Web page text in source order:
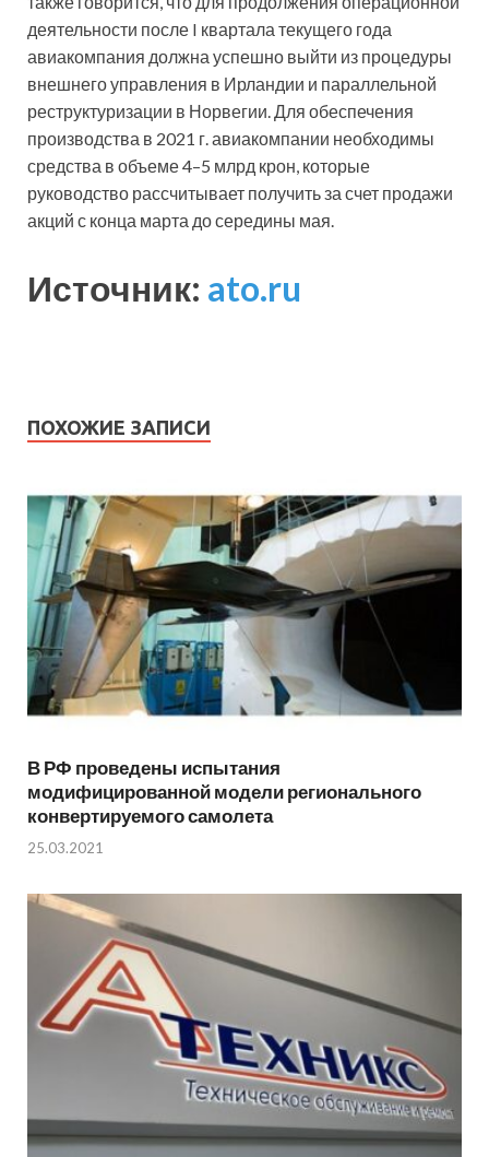
деятельности после I квартала текущего года
авиакомпания должна успешно выйти из процедуры
внешнего управления в Ирландии и параллельной
реструктуризации в Норвегии. Для обеспечения
производства в 2021 г. авиакомпании необходимы
средства в объеме 4–5 млрд крон, которые
руководство рассчитывает получить за счет продажи
акций с конца марта до середины мая.
Источник: ato.ru
ПОХОЖИЕ ЗАПИСИ
В РФ проведены испытания
модифицированной модели регионального
конвертируемого самолета
25.03.2021